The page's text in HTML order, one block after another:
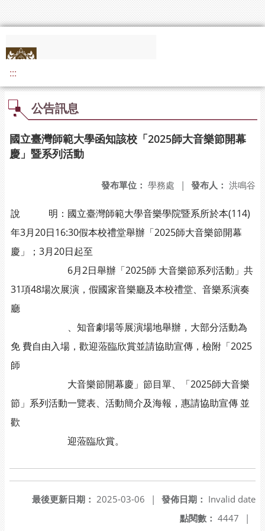
:::
公告訊息
國立臺灣師範大學函知該校「2025師大音樂節開幕
慶」暨系列活動
發布人： 洪鳴谷
發布單位： 學務處 |
說 明：國立臺灣師範大學音樂學院暨系所於本(114)
年3月20日16:30假本校禮堂舉辦「2025師大音樂節開幕
慶」；3月20日起至
6月2日舉辦「2025師 大音樂節系列活動」共
31項48場次展演，假國家音樂廳及本校禮堂、音樂系演奏
廳
、知音劇場等展演場地舉辦，大部分活動為
免 費自由入場，歡迎蒞臨欣賞並請協助宣傳，檢附「2025
師
大音樂節開幕慶」節目單、「2025師大音樂
節」系列活動一覽表、活動簡介及海報，惠請協助宣傳 並
歡
迎蒞臨欣賞。
發佈日期： Invalid date
最後更新日期： 2025-03-06
|
點閱數： 4447 |